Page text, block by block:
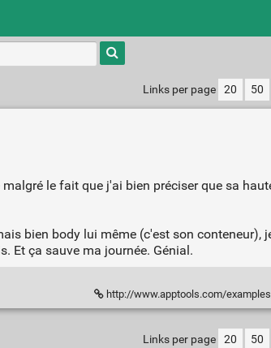
Links per page 20 50
le fait que j'ai bien préciser que sa
bien body lui même (c'est son conteneur),
Et ça sauve ma journée. Génial.
http://www.apptools.com/
Links per page 20 50